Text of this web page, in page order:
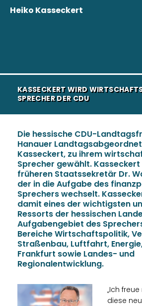
Heiko Kasseckert
KASSECKERT WIRD
SPRECHER DER CDU
Die hessische CDU-
Hanauer
Kasseckert, zu ihrem
Sprecher gewählt.
früheren Staatssekretär Dr.
der in die Aufgabe des
Sprechers wechselt.
damit eines der wichtigsten
Ressorts der hessischen
Aufgabengebiet des
Bereiche Wirtschaftspolitik,
Straßenbau, Luftfahrt,
Frankfurt sowie Landes- und
Regionalentwicklung.
Ich freue
diese